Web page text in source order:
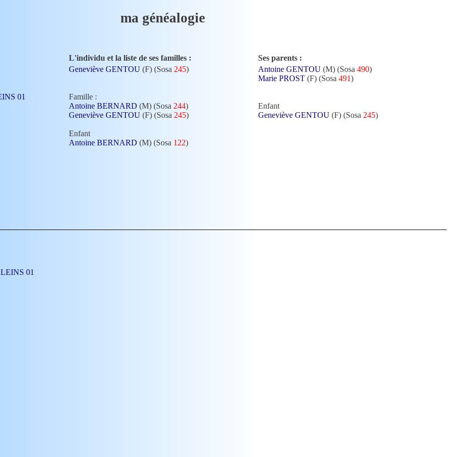
ma généalogie
L'individu et la liste de ses familles :
Ses parents :
01
Geneviève GENTOU (F) (Sosa 245)
Famille :
Antoine BERNARD (M) (Sosa 244)
Geneviève GENTOU (F) (Sosa 245)
Enfant
Antoine BERNARD (M) (Sosa 122)
Antoine GENTOU (M) (Sosa 490)
Marie PROST (F) (Sosa 491)
Enfant
Geneviève GENTOU (F) (Sosa 245)
01